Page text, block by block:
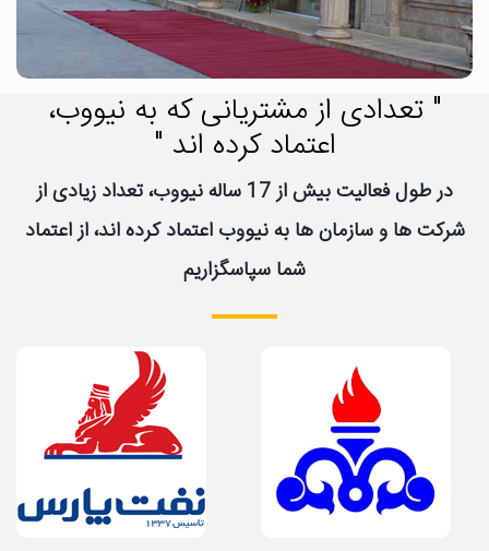
" تعدادی از مشتریانی که به نیووب،
اعتماد کرده اند "
در طول فعالیت بیش از 17 ساله نیووب، تعداد زیادی از
شرکت ها و سازمان ها به نیووب اعتماد کرده اند، از اعتماد
شما سپاسگزاریم